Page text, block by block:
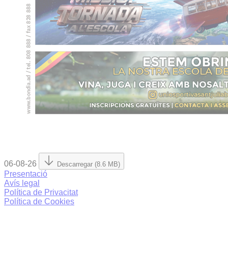
06-08-26 Descarregar (8.6 MB)
Presentació
Avís legal
Política de Privacitat
Política de Cookies